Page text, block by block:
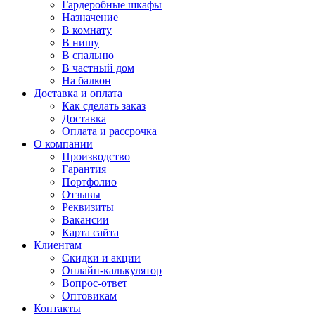
Гардеробные шкафы
Назначение
В комнату
В нишу
В спальню
В частный дом
На балкон
Доставка и оплата
Как сделать заказ
Доставка
Оплата и рассрочка
О компании
Производство
Гарантия
Портфолио
Отзывы
Реквизиты
Вакансии
Карта сайта
Клиентам
Скидки и акции
Онлайн-калькулятор
Вопрос-ответ
Оптовикам
Контакты